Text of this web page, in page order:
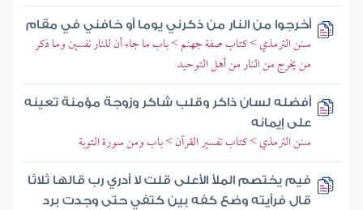
أخرجوا من النار من ذكرني يوما أو خافني في مقام
سنن الترمذي > كتاب صفة جهنم > باب ما جاء أن للنار نفسين وما ذكر
من يخرج من النار من أهل التوحيد
أفضله لسان ذاكر وقلب شاكر وزوجة مؤمنة تعينه
على إيمانه
سنن الترمذي > كتاب تفسير القرآن > باب ومن سورة التوبة
فيم يختصم الملأ الأعلى قلت لا أدري رب قالها ثلاثا
قال فرأيته وضع كفه بين كتفي حتى وجدت برد